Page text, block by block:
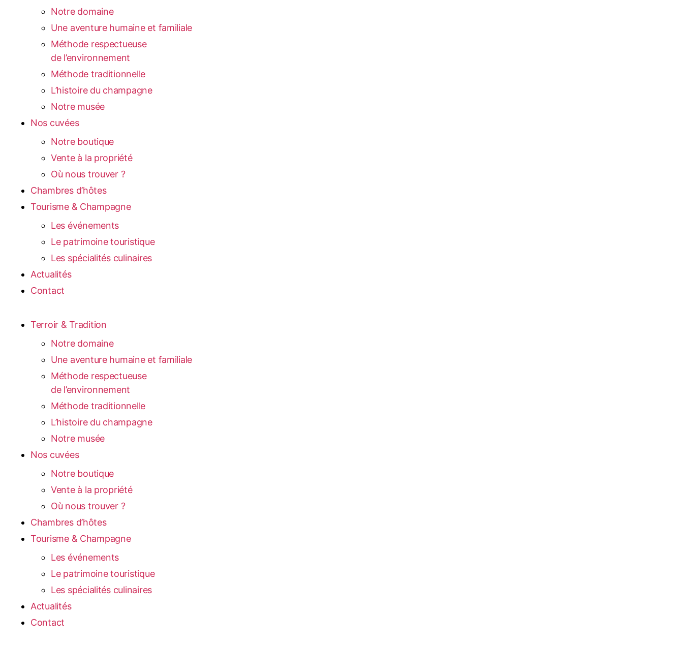
Notre domaine
Une aventure humaine et familiale
Méthode respectueuse
de l’environnement
Méthode traditionnelle
L’histoire du champagne
Notre musée
Nos cuvées
Notre boutique
Vente à la propriété
Où nous trouver ?
Chambres d’hôtes
Tourisme & Champagne
Les événements
Le patrimoine touristique
Les spécialités culinaires
Actualités
Contact
Terroir & Tradition
Notre domaine
Une aventure humaine et familiale
Méthode respectueuse
de l’environnement
Méthode traditionnelle
L’histoire du champagne
Notre musée
Nos cuvées
Notre boutique
Vente à la propriété
Où nous trouver ?
Chambres d’hôtes
Tourisme & Champagne
Les événements
Le patrimoine touristique
Les spécialités culinaires
Actualités
Contact